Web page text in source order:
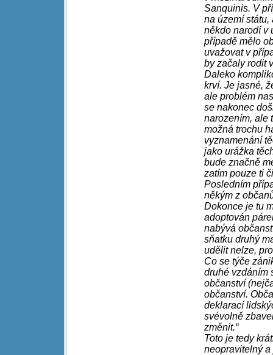
Sanquinis. V
na území
někdo narodí v
případě mělo
uvažovat v
by začaly rodit
Daleko
krví. Je jasné,
ale problém
se nakonec
narozením, ale
možná trochu
vyznamenání
jako urážka
bude značně
zatím pouze ti
Posledním
někým z
Dokonce je tu
adoptován
nabývá
sňatku druhý
udělit nelze,
Co se týče
druhé vzdáním
občanství
občanství.
deklarací
svévolně
změnit.“
Toto je tedy
neopravitelný